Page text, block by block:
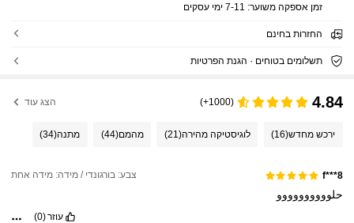
זמן אספקה ​​משוער: 7-11 ימי עסקים
החזרות בחינם
תשלומים בטוחים · הגנת הפרטיות
4.84
(1000+) הצג עוד
ירכש מחדש(16) לוגיסטיקה מהירה(21) מהמם(44) מתנה(34)
f***8 צבע: בורגונדי / מידה: מידה אחת
حلوووووووووو
עוזר(0)